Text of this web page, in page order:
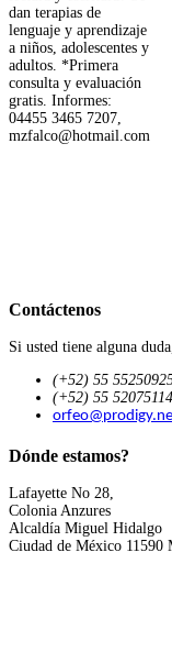
dan terapias de
lenguaje y aprendizaje
a niños, adolescentes y
adultos. *Primera
consulta y evaluación
gratis. Informes:
04455 3465 7207,
mzfalco@hotmail.com
Contáctenos
Si usted tiene alguna
(+52) 55
(+52) 55 52075114
Dónde estamos?
Lafayette No 28,
Colonia Anzures
Alcaldía Miguel Hidalgo
Ciudad de México 11590